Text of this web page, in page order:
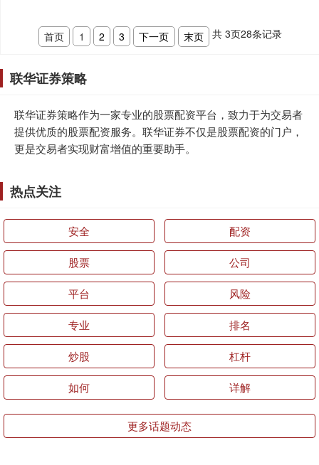
首页 1 2 3 下一页 末页 共 3页28条记录
联华证券策略
联华证券策略作为一家专业的股票配资平台，致力于为交易者
提供优质的股票配资服务。联华证券不仅是股票配资的门户，
更是交易者实现财富增值的重要助手。
热点关注
安全 配资
股票 公司
平台 风险
专业 排名
炒股 杠杆
如何 详解
更多话题动态